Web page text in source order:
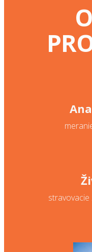
stravovacie